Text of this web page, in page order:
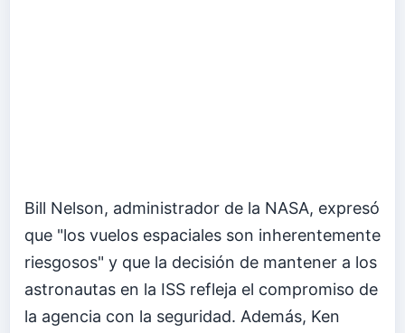
Bill Nelson, administrador de la NASA, expresó
que "los vuelos espaciales son inherentemente
riesgosos" y que la decisión de mantener a los
astronautas en la ISS refleja el compromiso de
la agencia con la seguridad. Además, Ken